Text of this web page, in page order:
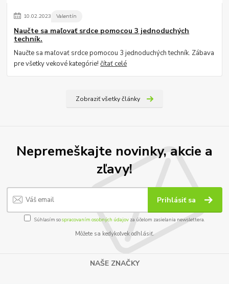
10.02.2023 Valentín
Naučte sa maľovať srdce pomocou 3 jednoduchých
techník.
Naučte sa maľovať srdce pomocou 3 jednoduchých techník. Zábava
pre všetky vekové kategórie!čítať celé
Zobraziť všetky články
Nepremeškajte novinky, akcie a
zľavy!
Prihlásiť sa
Súhlasím sospracovaním osobných údajov za účelom zasielania newslettera.
Môžete sa kedykoľvek odhlásiť.
NAŠE ZNAČKY